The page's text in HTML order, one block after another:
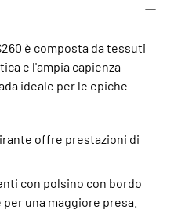
è composta da tessuti
e l'ampia capienza
ideale per le epiche
offre prestazioni di
con polsino con bordo
una maggiore presa.